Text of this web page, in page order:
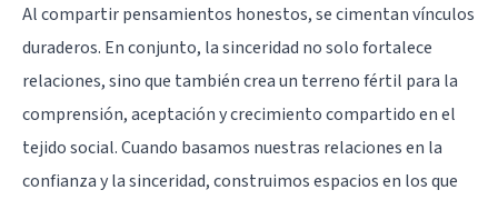
Al compartir pensamientos honestos, se cimentan vínculos
duraderos. En conjunto, la sinceridad no solo fortalece
relaciones, sino que también crea un terreno fértil para la
comprensión, aceptación y crecimiento compartido en el
tejido social. Cuando basamos nuestras relaciones en la
confianza y la sinceridad, construimos espacios en los que